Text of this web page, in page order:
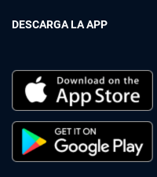
DESCARGA LA APP